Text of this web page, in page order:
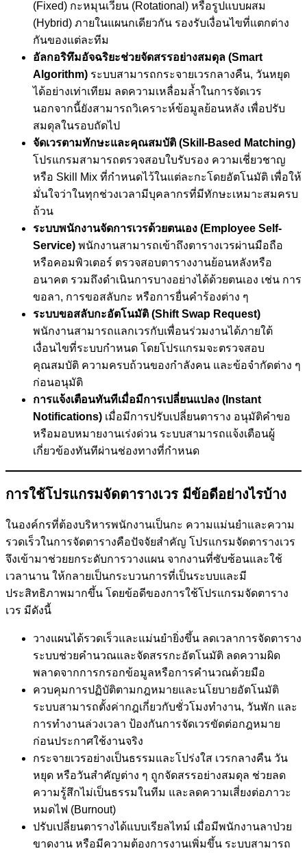
(Fixed) กะหมุนเวียน (Rotational) หรือรูปแบบผสม
(Hybrid) ภายในแผนกเดียวกัน รองรับเงื่อนไขที่แตกต่าง
กันของแต่ละทีม
อัลกอริทึมอัจฉริยะช่วยจัดสรรอย่างสมดุล (Smart
Algorithm) ระบบสามารถกระจายเวรกลางคืน, วันหยุด
ได้อย่างเท่าเทียม ลดความเหลื่อมล้ำในการจัดเวร
นอกจากนี้ยังสามารถวิเคราะห์ข้อมูลย้อนหลัง เพื่อปรับ
สมดุลในรอบถัดไป
จัดเวรตามทักษะและคุณสมบัติ (Skill-Based Matching)
โปรแกรมสามารถตรวจสอบใบรับรอง ความเชี่ยวชาญ
หรือ Skill Mix ที่กำหนดไว้ในแต่ละกะโดยอัตโนมัติ เพื่อให้
มั่นใจว่าในทุกช่วงเวลามีบุคลากรที่มีทักษะเหมาะสมครบ
ถ้วน
ระบบพนักงานจัดการเวรด้วยตนเอง (Employee Self-
Service) พนักงานสามารถเข้าถึงตารางเวรผ่านมือถือ
หรือคอมพิวเตอร์ ตรวจสอบตารางงานย้อนหลังหรือ
อนาคต รวมถึงดำเนินการบางอย่างได้ด้วยตนเอง เช่น การ
ขอลา, การขอสลับกะ หรือการยื่นคำร้องต่าง ๆ
ระบบขอสลับกะอัตโนมัติ (Shift Swap Request)
พนักงานสามารถแลกเวรกับเพื่อนร่วมงานได้ภายใต้
เงื่อนไขที่ระบบกำหนด โดยโปรแกรมจะตรวจสอบ
คุณสมบัติ ความครบถ้วนของกำลังคน และข้อจำกัดต่าง ๆ
ก่อนอนุมัติ
การแจ้งเตือนทันทีเมื่อมีการเปลี่ยนแปลง (Instant
Notifications) เมื่อมีการปรับเปลี่ยนตาราง อนุมัติคำขอ
หรือมอบหมายงานเร่งด่วน ระบบสามารถแจ้งเตือนผู้
เกี่ยวข้องทันทีผ่านช่องทางที่กำหนด
การใช้โปรแกรมจัดตารางเวร มีข้อดีอย่างไรบ้าง
ในองค์กรที่ต้องบริหารพนักงานเป็นกะ ความแม่นยำและความ
รวดเร็วในการจัดตารางคือปัจจัยสำคัญ โปรแกรมจัดตารางเวร
จึงเข้ามาช่วยยกระดับการวางแผน จากงานที่ซับซ้อนและใช้
เวลานาน ให้กลายเป็นกระบวนการที่เป็นระบบและมี
ประสิทธิภาพมากขึ้น โดยข้อดีของการใช้โปรแกรมจัดตาราง
เวร มีดังนี้
วางแผนได้รวดเร็วและแม่นยำยิ่งขึ้น ลดเวลาการจัดตาราง
ระบบช่วยคำนวณและจัดสรรกะอัตโนมัติ ลดความผิด
พลาดจากการกรอกข้อมูลหรือการคำนวณด้วยมือ
ควบคุมการปฏิบัติตามกฎหมายและนโยบายอัตโนมัติ
ระบบสามารถตั้งค่ากฎเกี่ยวกับชั่วโมงทำงาน, วันพัก และ
การทำงานล่วงเวลา ป้องกันการจัดเวรขัดต่อกฎหมาย
ก่อนประกาศใช้งานจริง
กระจายเวรอย่างเป็นธรรมและโปร่งใส เวรกลางคืน วัน
หยุด หรือวันสำคัญต่าง ๆ ถูกจัดสรรอย่างสมดุล ช่วยลด
ความรู้สึกไม่เป็นธรรมในทีม และลดความเสี่ยงต่อภาวะ
หมดไฟ (Burnout)
ปรับเปลี่ยนตารางได้แบบเรียลไทม์ เมื่อมีพนักงานลาป่วย
ขาดงาน หรือมีความต้องการงานเพิ่มขึ้น ระบบสามารถ